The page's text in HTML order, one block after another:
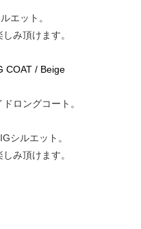
エット。
み頂けます。
COAT / Beige
ロングコート。
シルエット。
み頂けます。